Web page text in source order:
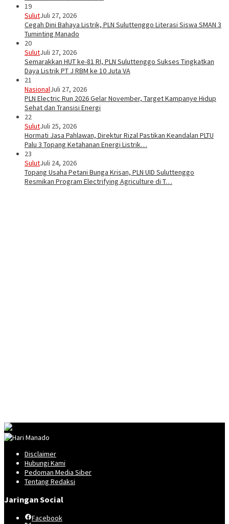
19
SulutJuli 27, 2026
Cegah Dini Bahaya Listrik, PLN Suluttenggo Literasi Siswa SMAN 3
Tuminting Manado
20
SulutJuli 27, 2026
Semarakkan HUT ke-81 RI, PLN Suluttenggo Sukses Tingkatkan
Daya Listrik PT J RBM ke 10 Juta VA
21
NasionalJuli 27, 2026
PLN Electric Run 2026 Gelar November, Target Kampanye Hidup
Sehat dan Transisi Energi
22
SulutJuli 25, 2026
Hormati Jasa Pahlawan, Direktur Rizal Pastikan Keandalan PLTU
Palu 3 Topang Ketahanan Energi Listrik…
23
SulutJuli 24, 2026
Topang Usaha Petani Bunga Krisan, PLN UID Suluttenggo
Resmikan Program Electrifying Agriculture di T…
Disclaimer
Hubungi Kami
Pedoman Media Siber
Tentang Redaksi
Jaringan Social
Facebook